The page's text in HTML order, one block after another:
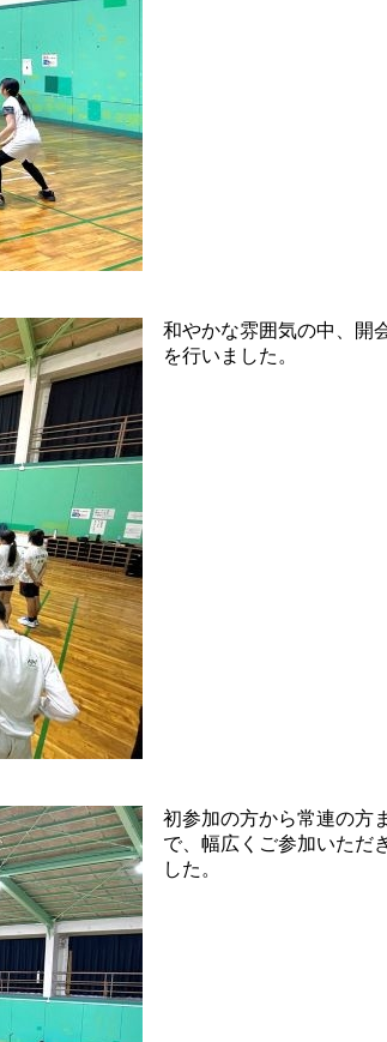
和やかな雰囲気の中、開
を行いました。
初参加の方から常連の方
で、幅広くご参加いただ
した。